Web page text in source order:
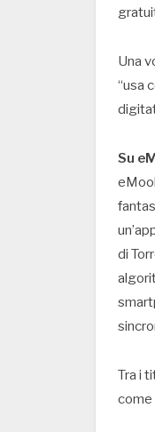
Una
“usa
Su
di
Tra i
come